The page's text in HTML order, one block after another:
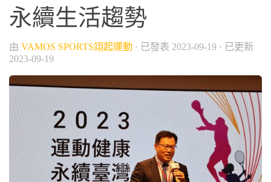
永續生活趨勢
由 VAMOS SPORTS翊起運動 · 已發表 2023-09-19 · 已更新
2023-09-19